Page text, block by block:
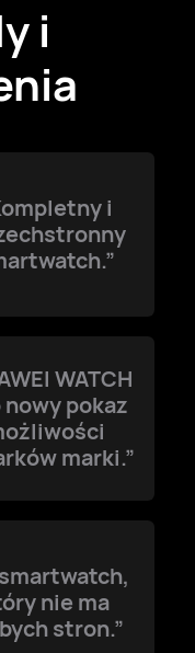
i
i
WATCH
nowy pokaz
marki.”
smartwatch,
nie ma
stron.”